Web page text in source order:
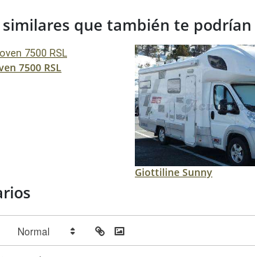
similares que también te
7500 RSL
Giottiline Sunny